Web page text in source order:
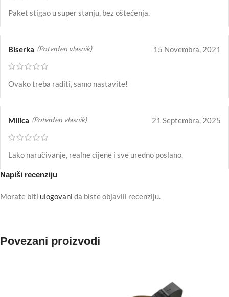
Paket stigao u super stanju, bez oštećenja.
Biserka (Potvrđen vlasnik) 15 Novembra, 2021
Ovako treba raditi, samo nastavite!
Milica (Potvrđen vlasnik) 21 Septembra, 2025
Lako naručivanje, realne cijene i sve uredno poslano.
Napiši recenziju
Morate biti ulogovani da biste objavili recenziju.
Povezani proizvodi